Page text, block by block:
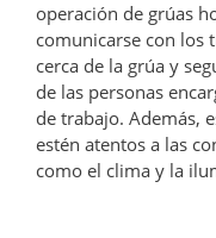
operación de grúas
comunicarse con los
cerca de la grúa y
de las personas
de trabajo. Además,
estén atentos a las
como el clima y la